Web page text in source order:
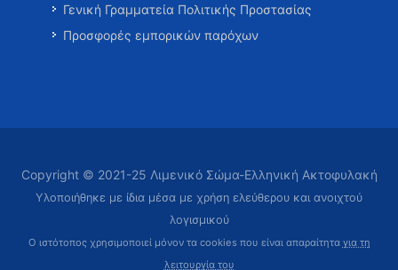
Γενική Γραμματεία Πολιτικής Προστασίας
Προσφορές εμπορικών παρόχων
Copyright © 2021-25 Λιμενικό Σώμα-Ελληνική Ακτοφυλακή
Υλοποιήθηκε με ίδια μέσα με χρήση ελεύθερου και ανοιχτού
λογισμικού
Ο ιστότοπος χρησιμοποιεί μόνον τα cookies που είναι απαραίτητα για τη
λειτουργία του